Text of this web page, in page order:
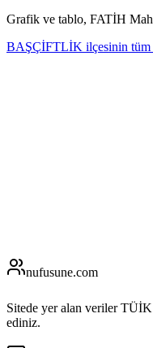
Grafik ve tablo, FATİH
BAŞÇİFTLİK ilçesinin
nufusune.com
Sitede yer alan veriler
ediniz.